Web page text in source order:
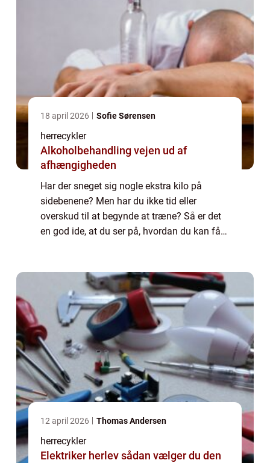
18 april 2026 Sofie Sørensen
herrecykler
Alkoholbehandling vejen ud af
afhængigheden
Har der sneget sig nogle ekstra kilo på
sidebenene? Men har du ikke tid eller
overskud til at begynde at træne? Så er det
en god ide, at du ser på, hvordan du kan få
12 april 2026 Thomas Andersen
herrecykler
Elektriker herlev sådan vælger du den